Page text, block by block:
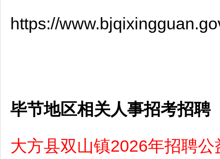
https://
毕节地区相关人事招考招聘
大方县双山镇2026年招聘